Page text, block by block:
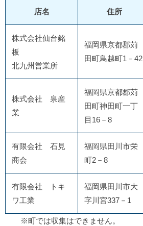
店名 住所
株式会社仙台銘
板
北九州営業所
福岡県京都郡苅
田町鳥越町1－42
株式会社 泉産
業
福岡県京都郡苅
田町神田町一丁
目16－8
有限会社 石見
商会
福岡県田川市栄
町2－8
有限会社 トキ
ワ工業
福岡県田川市大
字川宮337－1
※町では収集はできません。